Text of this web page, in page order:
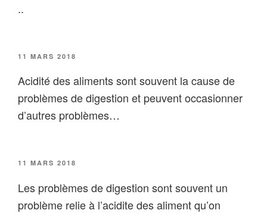
..
PUBLIÉ
11 MARS 2018
Acidité des aliments sont souvent la cause de
problèmes de digestion et peuvent occasionner
d’autres problèmes…
PUBLIÉ
11 MARS 2018
Les problèmes de digestion sont souvent un
problème relie à l’acidite des aliment qu’on